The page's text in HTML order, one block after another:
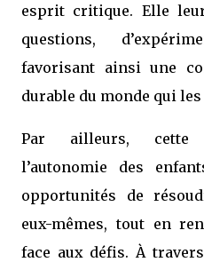
esprit critique. Elle
questions,
favorisant ainsi une
durable du monde qui
Par ailleurs, cette
l’autonomie des
opportunités de
eux-mêmes, tout en
face aux défis. À